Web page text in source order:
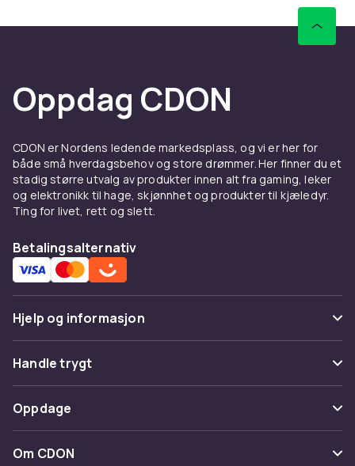
Oppdag CDON
CDON er Nordens ledende markedsplass, og vi er her for
både små hverdagsbehov og store drømmer. Her finner du et
stadig større utvalg av produkter innen alt fra gaming, leker
og elektronikk til hage, skjønnhet og produkter til kjæledyr.
Ting for livet, rett og slett.
Betalingsalternativ
Hjelp og informasjon
Vanlige spørsmål
Spor pakke
Angre & returner her
Kontakt oss
Handle trygt
Betaling
Levering
Oppdage
Kategorier
Om CDON